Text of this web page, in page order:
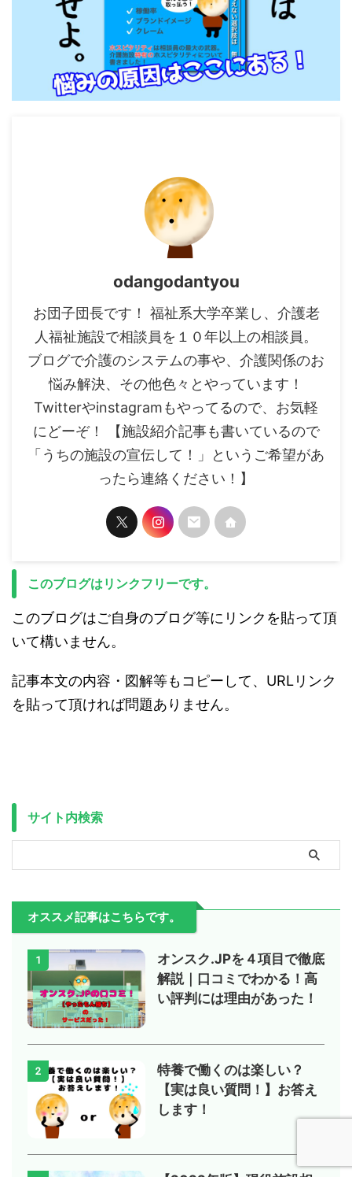
odangodantyou
お団子団長です！ 福祉系大学卒業し、介護老
人福祉施設で相談員を１０年以上の相談員。
ブログで介護のシステムの事や、介護関係のお
悩み解決、その他色々とやっています！
Twitterやinstagramもやってるので、お気軽
にどーぞ！ 【施設紹介記事も書いているので
「うちの施設の宣伝して！」というご希望があ
ったら連絡ください！】
このブログはリンクフリーです。
このブログはご自身のブログ等にリンクを貼って頂
いて構いません。
記事本文の内容・図解等もコピーして、URLリンク
を貼って頂ければ問題ありません。
サイト内検索
オススメ記事はこちらです。
1
オンスク.JPを４項目で徹底
解説｜口コミでわかる！高
い評判には理由があった！
2
特養で働くのは楽しい？
【実は良い質問！】お答え
します！